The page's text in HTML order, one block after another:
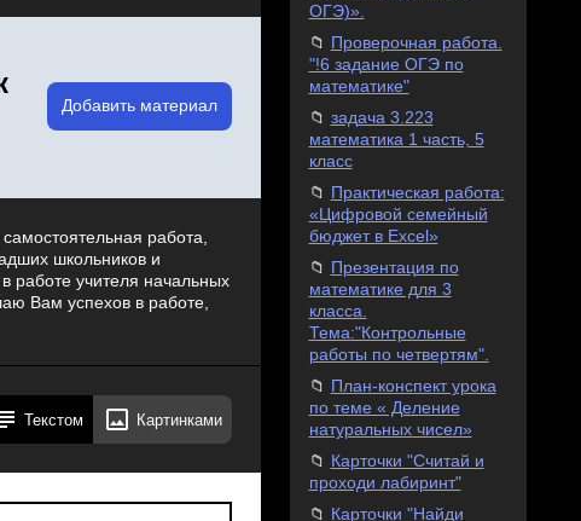
Добавить материал
работа,
школьников и
работе учителя начальных
Вам успехов в работе,
Текстом Картинками
ОГЭ)».
Проверочная работа.
"!6 задание ОГЭ по
математике"
задача 3.223
математика 1 часть, 5
класс
Практическая работа:
«Цифровой семейный
бюджет в Excel»
Презентация по
математике для 3
класса.
Тема:"Контрольные
работы по четвертям".
План-конспект урока
по теме « Деление
натуральных чисел»
Карточки "Считай и
проходи лабиринт"
Карточки "Найди